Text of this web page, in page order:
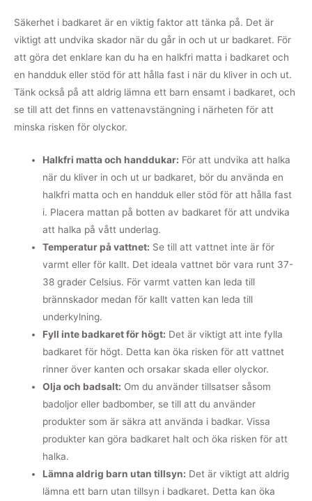
Säkerhet i badkaret är en viktig faktor att tänka på. Det är
viktigt att undvika skador när du går in och ut ur badkaret. För
att göra det enklare kan du ha en halkfri matta i badkaret och
en handduk eller stöd för att hålla fast i när du kliver in och ut.
Tänk också på att aldrig lämna ett barn ensamt i badkaret, och
se till att det finns en vattenavstängning i närheten för att
minska risken för olyckor.
Halkfri matta och handdukar: För att undvika att halka
när du kliver in och ut ur badkaret, bör du använda en
halkfri matta och en handduk eller stöd för att hålla fast
i. Placera mattan på botten av badkaret för att undvika
att halka på vått underlag.
Temperatur på vattnet: Se till att vattnet inte är för
varmt eller för kallt. Det ideala vattnet bör vara runt 37-
38 grader Celsius. För varmt vatten kan leda till
brännskador medan för kallt vatten kan leda till
underkylning.
Fyll inte badkaret för högt: Det är viktigt att inte fylla
badkaret för högt. Detta kan öka risken för att vattnet
rinner över kanten och orsakar skada eller olyckor.
Olja och badsalt: Om du använder tillsatser såsom
badoljor eller badbomber, se till att du använder
produkter som är säkra att använda i badkar. Vissa
produkter kan göra badkaret halt och öka risken för att
halka.
Lämna aldrig barn utan tillsyn: Det är viktigt att aldrig
lämna ett barn utan tillsyn i badkaret. Detta kan öka